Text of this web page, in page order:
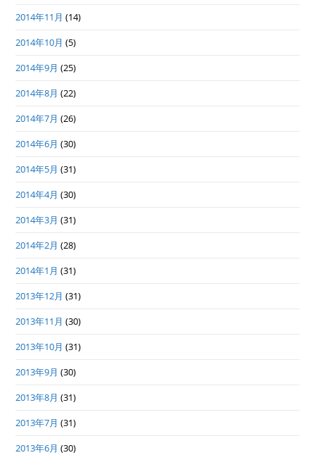
2014年11月 (14)
2014年10月 (5)
2014年9月 (25)
2014年8月 (22)
2014年7月 (26)
2014年6月 (30)
2014年5月 (31)
2014年4月 (30)
2014年3月 (31)
2014年2月 (28)
2014年1月 (31)
2013年12月 (31)
2013年11月 (30)
2013年10月 (31)
2013年9月 (30)
2013年8月 (31)
2013年7月 (31)
2013年6月 (30)